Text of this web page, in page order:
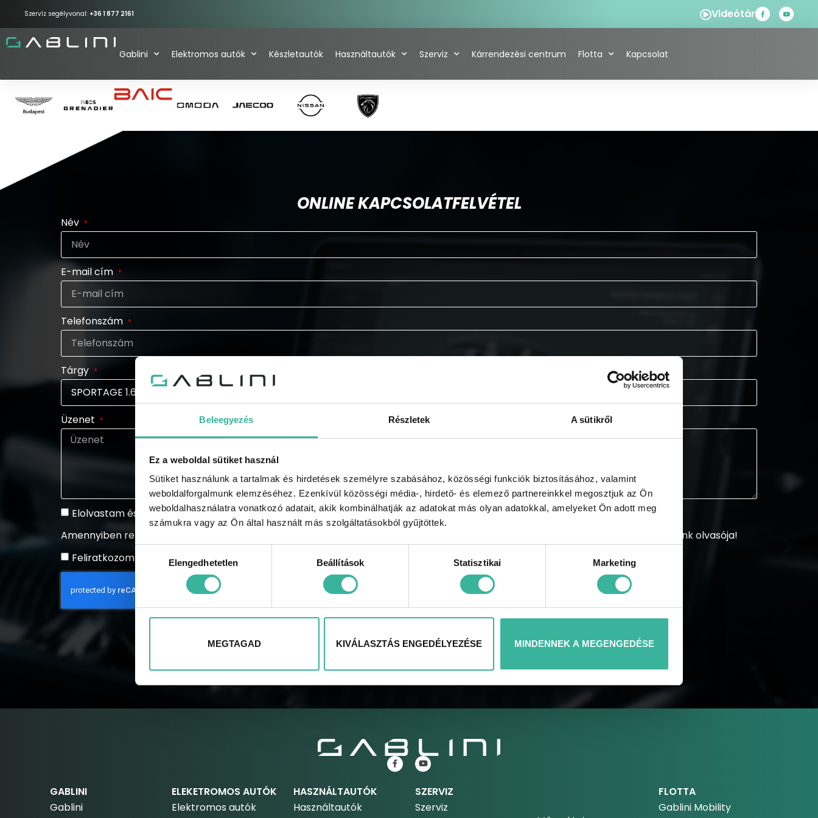
Beleegyezés Részletek A sütikről
Ez a weboldal sütiket használ
Sütiket használunk a tartalmak és hirdetések személyre szabásához, közösségi funkciók biztosításához, valamint
weboldalforgalmunk elemzéséhez. Ezenkívül közösségi média-, hirdető- és elemező partnereinkkel megosztjuk az Ön
weboldalhasználatra vonatkozó adatait, akik kombinálhatják az adatokat más olyan adatokkal, amelyeket Ön adott meg
számukra vagy az Ön által használt más szolgáltatásokból gyűjtöttek.
kiválasztásaElengedhetetlen Beállítások Statisztikai Marketing
MEGTAGAD KIVÁLASZTÁS ENGEDÉLYEZÉSE MINDENNEK A MEGENGEDÉSE
Szervíz segélyvonal: +36 1 877 2161 Videótár
Gablini Elektromos autók Készletautók Használtautók Szerviz Kárrendezési centrum Flotta Kapcsolat
ONLINE KAPCSOLATFELVÉTEL
Név
E-mail cím
Telefonszám
Tárgy
Üzenet
Elolvastam és elfogadom az adatkezelési tájékoztatót.
Amennyiben rendszeresen tájékoztatást szeretne kapni a GABLINI akcióiról, újdonságairól, híreiről, regisztráljon és legyen hírlevelünk olvasója!
Feliratkozom a hírlevélre
GABLINI
Gablini
ELEKETROMOS AUTÓK
Elektromos autók
HASZNÁLTAUTÓK
Használtautók
SZERVIZ
Szerviz
FLOTTA
Gablini Mobility